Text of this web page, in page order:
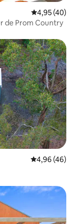
Évaluation
4,95 (40)
de Prom Country
Évaluation
4,96 (46)